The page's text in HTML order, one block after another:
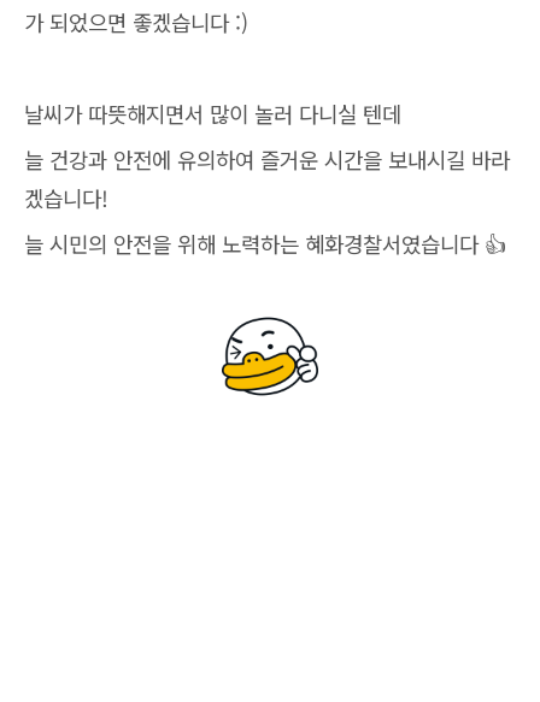
가 되었으면 좋겠습니다 :)
날씨가 따뜻해지면서 많이 놀러 다니실 텐데
늘 건강과 안전에 유의하여 즐거운 시간을 보내시길 바라
겠습니다!
늘 시민의 안전을 위해 노력하는 혜화경찰서였습니다 👍